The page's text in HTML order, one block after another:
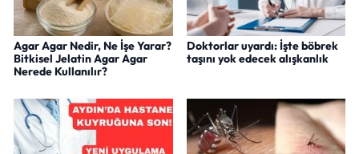
Agar Agar Nedir, Ne İşe Yarar?
Bitkisel Jelatin Agar Agar
Nerede Kullanılır?
Doktorlar uyardı: İşte böbrek
taşını yok edecek alışkanlık